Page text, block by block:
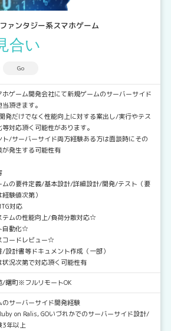
ァンタジー系スマホゲーム
合い
Go
ホゲーム開発会社にて新規ゲームのサーバーサイド
頂きます。
発だけでなく性能向上に対する案出し/実行やテス
等対応頂く可能性があります。
/サーバーサイド両方経験ある方は面談時にその
が発生する可能性有
ムの要件定義/基本設計/詳細設計/開発/テスト（要
験値次第）
対応
テムの性能向上/負荷分散対応☆
自動化☆
コードレビュー☆
/設計書等ドキュメント作成（一部）
況次第で対応頂く可能性有
/曙町※フルリモートOK
のサーバーサイド開発経験
Ruby on Ralis, GOいづれかでのサーバーサイド設計/
3年以上